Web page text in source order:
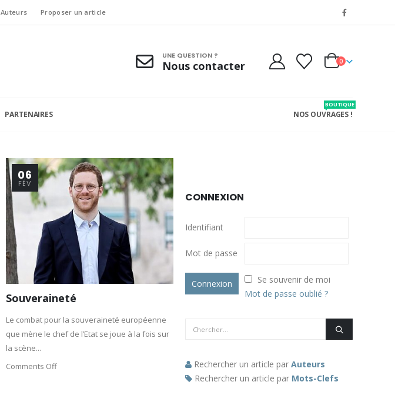
Auteurs Proposer un article
UNE QUESTION ?
Nous contacter 0
PARTENAIRES NOS OUVRAGES !
BOUTIQUE
06
FÉV
Souveraineté
Le combat pour la souveraineté européenne
que mène le chef de l’Etat se joue à la fois sur
la scène...
Comments Off
CONNEXION
Identifiant
Mot de passe
Se souvenir de moi
Mot de passe oublié ?
Rechercher un article par Auteurs
Rechercher un article par Mots-Clefs